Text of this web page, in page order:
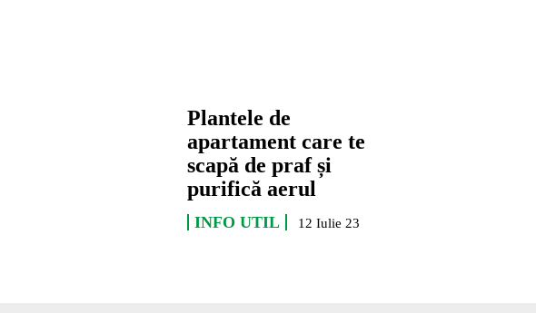
Plantele de
apartament care te
scapă de praf și
purifică aerul
INFO UTIL 12 Iulie 23